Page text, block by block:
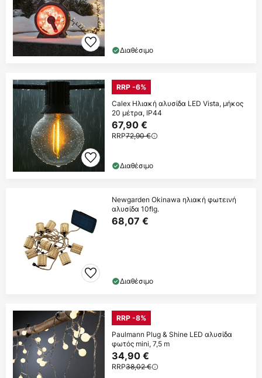
Διαθέσιμο
RRP -6%
Calex Ηλιακή αλυσίδα LED Vista, μήκος
20 μέτρα, IP44
67,90 €
RRP72,90 €
Διαθέσιμο
Newgarden Okinawa ηλιακή φωτεινή
αλυσίδα 10flg.
68,07 €
Διαθέσιμο
RRP -8%
Paulmann Plug & Shine LED αλυσίδα
φωτός mini, 7,5 m
34,90 €
RRP38,02 €